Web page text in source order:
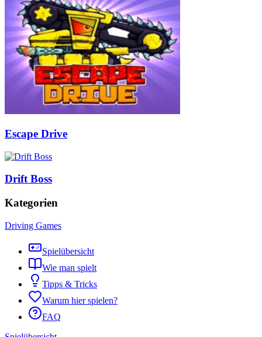
Escape Drive
Drift Boss
Kategorien
Driving Games
Spielübersicht
Wie man spielt
Tipps & Tricks
Warum hier spielen?
FAQ